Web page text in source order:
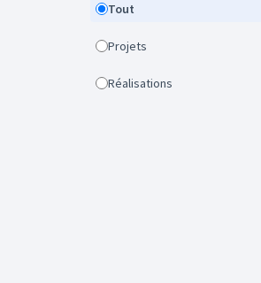
Tout
Projets
Réalisations